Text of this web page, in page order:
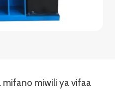
mifano miwili ya vifaa